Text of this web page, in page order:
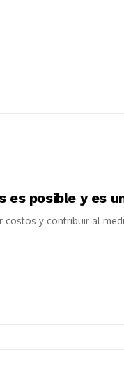
posible y es
costos y contribuir al